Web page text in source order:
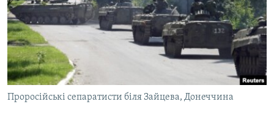
ВІДЕОУРОКИ «ELIFBE»
СВІДЧЕННЯ ОКУПАЦІЇ
УКРАЇНСЬКА ПРОБЛЕМА КРИМУ
ІНФОГРАФІКА
ЯК ОБІЙТИ БЛОКУВАННЯ
Русский
Qırımtatar
ДОЛУЧАЙСЯ!
Проросійські сепаратисти біля Зайцева, Донеччина